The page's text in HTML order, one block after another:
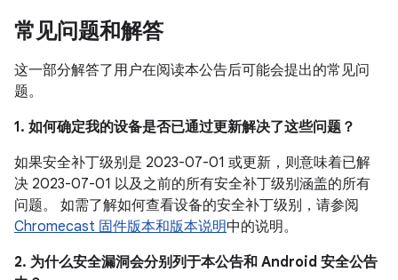
常见问题和解答
这一部分解答了用户在阅读本公告后可能会提出的常见问
题。
1. 如何确定我的设备是否已通过更新解决了这些问题？
如果安全补丁级别是 2023-07-01 或更新，则意味着已解
决 2023-07-01 以及之前的所有安全补丁级别涵盖的所有
问题。 如需了解如何查看设备的安全补丁级别，请参阅
Chromecast 固件版本和版本说明中的说明。
2. 为什么安全漏洞会分别列于本公告和 Android 安全公告